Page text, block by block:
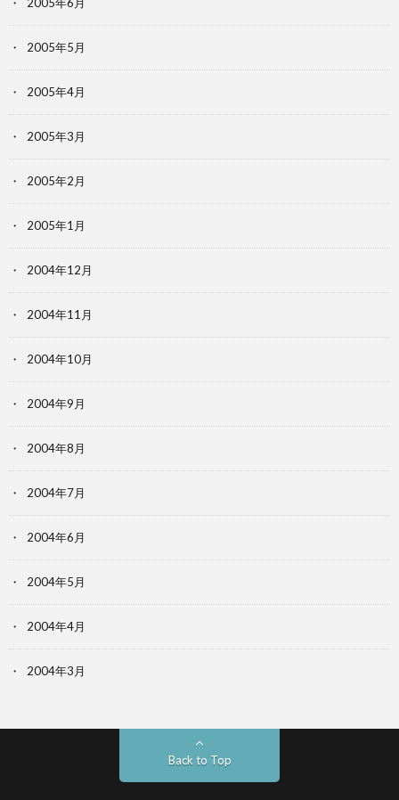
2005年5月
2005年4月
2005年3月
2005年2月
2005年1月
2004年12月
2004年11月
2004年10月
2004年9月
2004年8月
2004年7月
2004年6月
2004年5月
2004年4月
2004年3月
Back to Top